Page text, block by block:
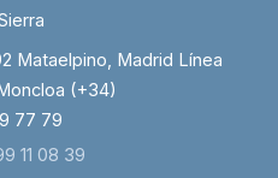
Mataelpino, Madrid Línea
(+34)
77 79
11 08 39